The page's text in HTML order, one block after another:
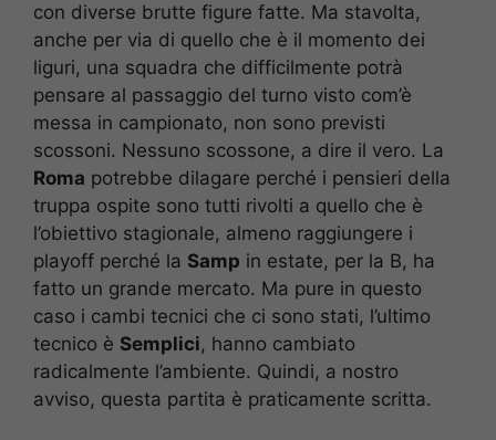
con diverse brutte figure fatte. Ma stavolta,
anche per via di quello che è il momento dei
liguri, una squadra che difficilmente potrà
pensare al passaggio del turno visto com’è
messa in campionato, non sono previsti
scossoni. Nessuno scossone, a dire il vero. La
Roma potrebbe dilagare perché i pensieri della
truppa ospite sono tutti rivolti a quello che è
l’obiettivo stagionale, almeno raggiungere i
playoff perché la Samp in estate, per la B, ha
fatto un grande mercato. Ma pure in questo
caso i cambi tecnici che ci sono stati, l’ultimo
tecnico è Semplici, hanno cambiato
radicalmente l’ambiente. Quindi, a nostro
avviso, questa partita è praticamente scritta.